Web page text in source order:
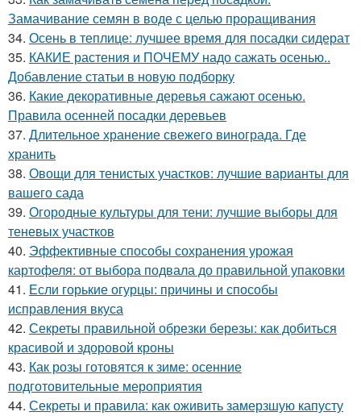
Замачивание семян в воде с целью проращивания
34. Осень в теплице: лучшее время для посадки сидерат
35. КАКИЕ растения и ПОЧЕМУ надо сажать осенью..
Добавление статьи в новую подборку
36. Какие декоративные деревья сажают осенью.
Правила осенней посадки деревьев
37. Длительное хранение свежего винограда. Где
хранить
38. Овощи для тенистых участков: лучшие варианты для
вашего сада
39. Огородные культуры для тени: лучшие выборы для
теневых участков
40. Эффективные способы сохранения урожая
картофеля: от выбора подвала до правильной упаковки
41. Если горькие огурцы: причины и способы
исправления вкуса
42. Секреты правильной обрезки березы: как добиться
красивой и здоровой кроны
43. Как розы готовятся к зиме: осенние
подготовительные мероприятия
44. Секреты и правила: как оживить замерзшую капусту